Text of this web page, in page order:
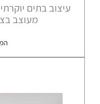
עיצוב בתים
מעוצב